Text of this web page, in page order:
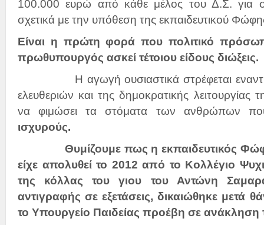
100.000 ευρώ από κάθε μέλος του Δ.Σ. για
σχετικά με την υπόθεση της εκπαιδευτικού
Είναι η πρώτη φορά που πολιτικό
πρωθυπουργός ασκεί τέτοιου είδους διώξεις.
Η αγωγή ουσιαστικά στρέφεται
ελευθεριών και της δημοκρατικής λειτουργίας
να φιμώσει τα στόματα των ανθρώπων
ισχυρούς.
Θυμίζουμε πως η εκπαιδευτικός
είχε απολυθεί το 2012 από το Κολλέγιο
της κόλλας του γιου του Αντώνη
αντιγραφής σε εξετάσεις, δικαιώθηκε μετά
το Υπουργείο Παιδείας προέβη σε